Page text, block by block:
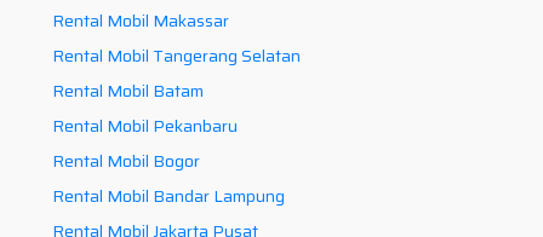
Rental Mobil Makassar
Rental Mobil Tangerang Selatan
Rental Mobil Batam
Rental Mobil Pekanbaru
Rental Mobil Bogor
Rental Mobil Bandar Lampung
Rental Mobil Jakarta Pusat